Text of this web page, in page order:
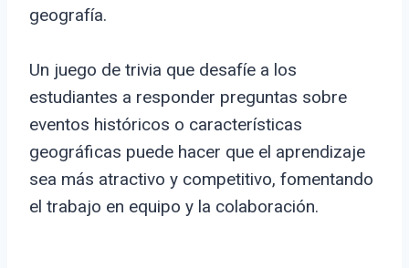
geografía.
Un juego de trivia que desafíe a los
estudiantes a responder preguntas sobre
eventos históricos o características
geográficas puede hacer que el aprendizaje
sea más atractivo y competitivo, fomentando
el trabajo en equipo y la colaboración.